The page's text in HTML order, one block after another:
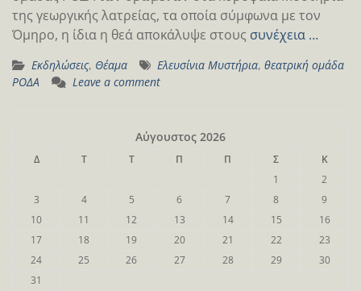
της γεωργικής λατρείας, τα οποία σύμφωνα με τον
Όμηρο, η ίδια η θεά αποκάλυψε στους συνέχεια …
Εκδηλώσεις, Θέαμα Ελευσίνια Μυστήρια, θεατρική ομάδα
ΡΟΔΑ
Leave a comment
Αύγουστος 2026
Δ Τ Τ Π Π Σ
Κ
1
2
3
4 5 6 7 8
9
10
11 12 13 14 15
16
17
18 19 20 21 22
23
24
25 26 27 28 29
30
31